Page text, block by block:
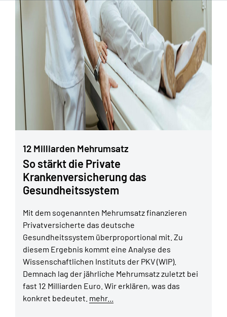
12 Milliarden Mehrumsatz
So stärkt die Private
Krankenversicherung das
Gesundheitssystem
Mit dem sogenannten Mehrumsatz finanzieren
Privatversicherte das deutsche
Gesundheitssystem überproportional mit. Zu
diesem Ergebnis kommt eine Analyse des
Wissenschaftlichen Instituts der PKV (WIP).
Demnach lag der jährliche Mehrumsatz zuletzt bei
fast 12 Milliarden Euro. Wir erklären, was das
konkret bedeutet. mehr...